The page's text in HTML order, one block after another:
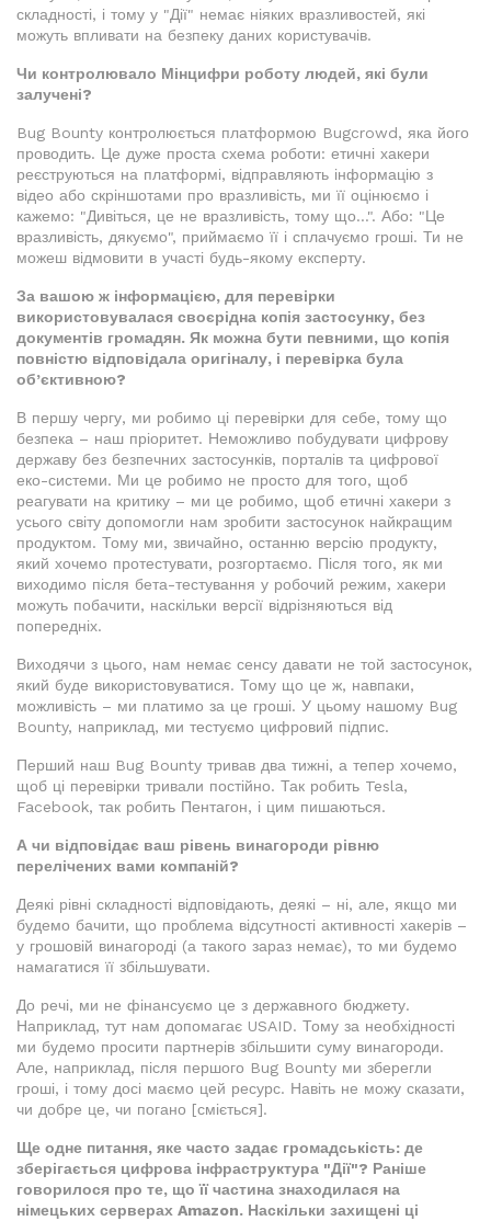
складності, і тому у "Дії" немає ніяких вразливостей, які
можуть впливати на безпеку даних користувачів.
Чи контролювало Мінцифри роботу людей, які були
залучені?
Bug Bounty контролюється платформою Bugcrowd, яка його
проводить. Це дуже проста схема роботи: етичні хакери
реєструються на платформі, відправляють інформацію з
відео або скріншотами про вразливість, ми її оцінюємо і
кажемо: "Дивіться, це не вразливість, тому що…". Або: "Це
вразливість, дякуємо", приймаємо її і сплачуємо гроші. Ти не
можеш відмовити в участі будь-якому експерту.
За вашою ж інформацією, для перевірки
використовувалася своєрідна копія застосунку, без
документів громадян. Як можна бути певними, що копія
повністю відповідала оригіналу, і перевірка була
об’єктивною?
В першу чергу, ми робимо ці перевірки для себе, тому що
безпека – наш пріоритет. Неможливо побудувати цифрову
державу без безпечних застосунків, порталів та цифрової
еко-системи. Ми це робимо не просто для того, щоб
реагувати на критику – ми це робимо, щоб етичні хакери з
усього світу допомогли нам зробити застосунок найкращим
продуктом. Тому ми, звичайно, останню версію продукту,
який хочемо протестувати, розгортаємо. Після того, як ми
виходимо після бета-тестування у робочий режим, хакери
можуть побачити, наскільки версії відрізняються від
попередніх.
Виходячи з цього, нам немає сенсу давати не той застосунок,
який буде використовуватися. Тому що це ж, навпаки,
можливість – ми платимо за це гроші. У цьому нашому Bug
Bounty, наприклад, ми тестуємо цифровий підпис.
Перший наш Bug Bounty тривав два тижні, а тепер хочемо,
щоб ці перевірки тривали постійно. Так робить Tesla,
Facebook, так робить Пентагон, і цим пишаються.
А чи відповідає ваш рівень винагороди рівню
перелічених вами компаній?
Деякі рівні складності відповідають, деякі – ні, але, якщо ми
будемо бачити, що проблема відсутності активності хакерів –
у грошовій винагороді (а такого зараз немає), то ми будемо
намагатися її збільшувати.
До речі, ми не фінансуємо це з державного бюджету.
Наприклад, тут нам допомагає USAID. Тому за необхідності
ми будемо просити партнерів збільшити суму винагороди.
Але, наприклад, після першого Bug Bounty ми зберегли
гроші, і тому досі маємо цей ресурс. Навіть не можу сказати,
чи добре це, чи погано [сміється].
Ще одне питання, яке часто задає громадськість: де
зберігається цифрова інфраструктура "Дії"? Раніше
говорилося про те, що її частина знаходилася на
німецьких серверах Amazon. Наскільки захищені ці